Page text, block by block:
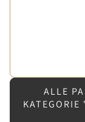
ALLE